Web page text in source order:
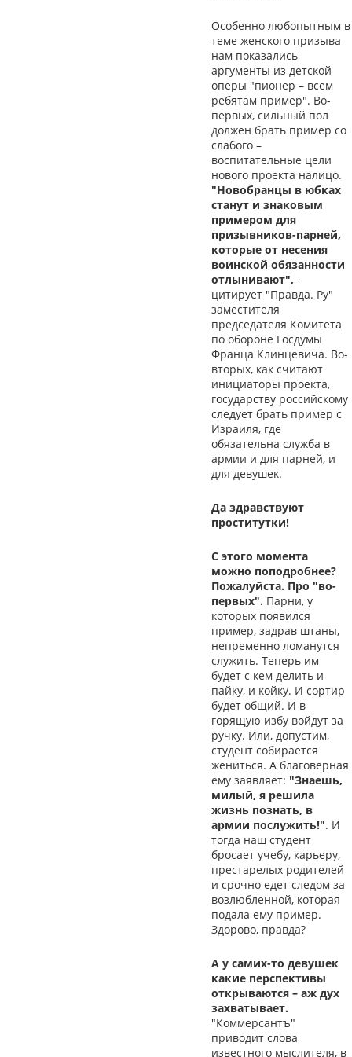
Особенно любопытным в
теме женского призыва
нам показались
аргументы из детской
оперы "пионер – всем
ребятам пример". Во-
первых, сильный пол
должен брать пример со
слабого –
воспитательные цели
нового проекта налицо.
"Новобранцы в юбках
станут и знаковым
примером для
призывников-парней,
которые от несения
воинской обязанности
отлынивают", -
цитирует "Правда. Ру"
заместителя
председателя Комитета
по обороне Госдумы
Франца Клинцевича. Во-
вторых, как считают
инициаторы проекта,
государству российскому
следует брать пример с
Израиля, где
обязательна служба в
армии и для парней, и
для девушек.
Да здравствуют
проститутки!
С этого момента
можно поподробнее?
Пожалуйста. Про "во-
первых". Парни, у
которых появился
пример, задрав штаны,
непременно ломанутся
служить. Теперь им
будет с кем делить и
пайку, и койку. И сортир
будет общий. И в
горящую избу войдут за
ручку. Или, допустим,
студент собирается
жениться. А благоверная
ему заявляет: "Знаешь,
милый, я решила
жизнь познать, в
армии послужить!". И
тогда наш студент
бросает учебу, карьеру,
престарелых родителей
и срочно едет следом за
возлюбленной, которая
подала ему пример.
Здорово, правда?
А у самих-то девушек
какие перспективы
открываются – аж дух
захватывает.
"Коммерсантъ"
приводит слова
известного мыслителя, в